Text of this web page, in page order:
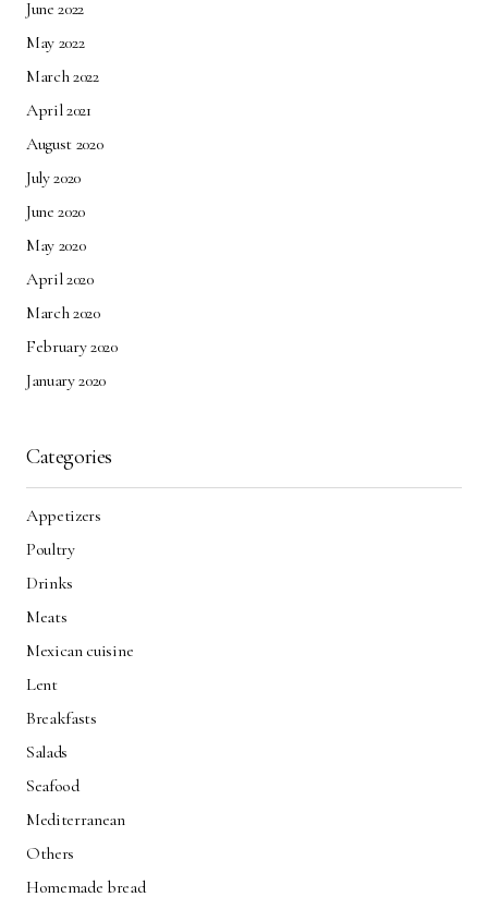
June 2022
May 2022
March 2022
April 2021
August 2020
July 2020
June 2020
May 2020
April 2020
March 2020
February 2020
January 2020
Categories
Appetizers
Poultry
Drinks
Meats
Mexican cuisine
Lent
Breakfasts
Salads
Seafood
Mediterranean
Others
Homemade bread